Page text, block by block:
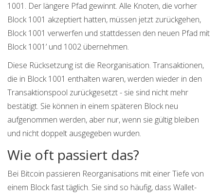
1001. Der längere Pfad gewinnt. Alle Knoten, die vorher
Block 1001 akzeptiert hatten, müssen jetzt zurückgehen,
Block 1001 verwerfen und stattdessen den neuen Pfad mit
Block 1001’ und 1002 übernehmen.
Diese Rücksetzung ist die Reorganisation. Transaktionen,
die in Block 1001 enthalten waren, werden wieder in den
Transaktionspool zurückgesetzt - sie sind nicht mehr
bestätigt. Sie können in einem späteren Block neu
aufgenommen werden, aber nur, wenn sie gültig bleiben
und nicht doppelt ausgegeben wurden.
Wie oft passiert das?
Bei Bitcoin passieren Reorganisations mit einer Tiefe von
einem Block fast täglich. Sie sind so häufig, dass Wallet-